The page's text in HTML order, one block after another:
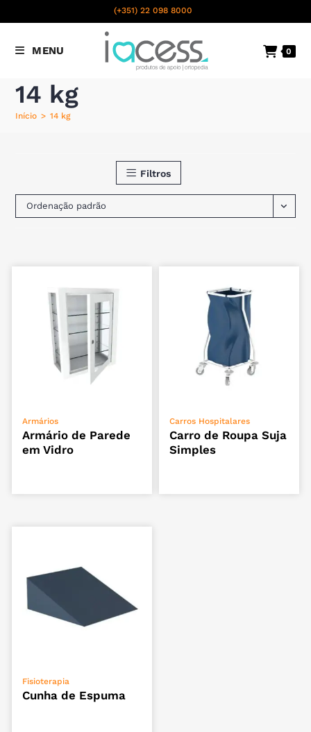
(+351) 22 098 8000
nacional
MENU 0
14 kg
Início > 14 kg
Filtros
Ordenação padrão
Armários
Armário de Parede
em Vidro
VER OPÇÕES
Carros Hospitalares
Carro de Roupa Suja
Simples
VER OPÇÕES
Fisioterapia
Cunha de Espuma